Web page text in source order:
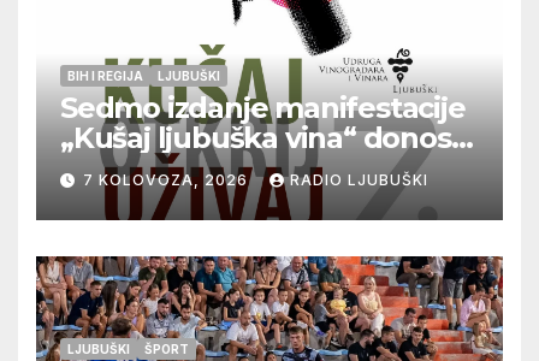
BIH I REGIJA LJUBUŠKI
Sedmo izdanje manifestacije
„Kušaj ljubuška vina“ donosi
vrhunska vina, gastronomiju i
glazbu
7 KOLOVOZA, 2026 RADIO LJUBUŠKI
LJUBUŠKI ŠPORT